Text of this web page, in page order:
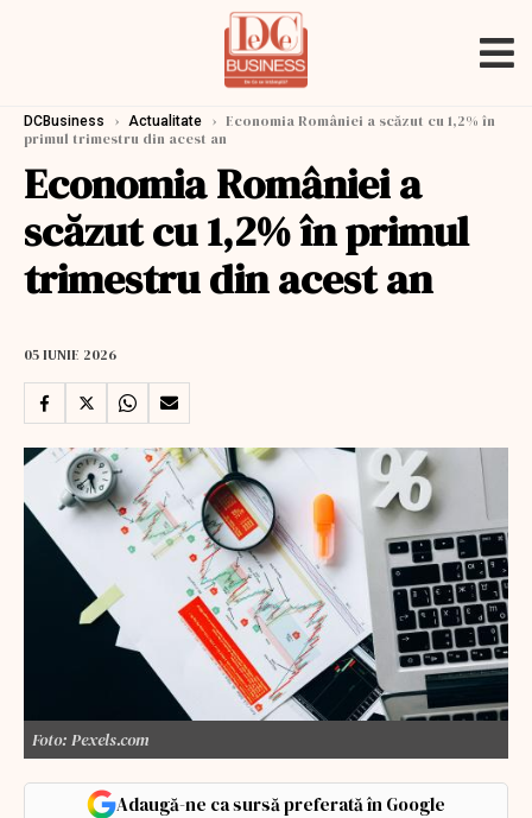
DCBusiness › Actualitate › Economia României a scăzut cu 1,2% în
primul trimestru din acest an
Economia României a
scăzut cu 1,2% în primul
trimestru din acest an
05 IUNIE 2026
Foto: Pexels.com
Adaugă-ne ca sursă preferată în Google